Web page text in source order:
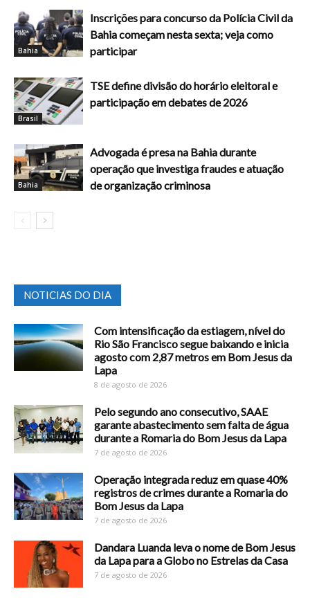
Bahia
Inscrições para concurso da Polícia Civil da
Bahia começam nesta sexta; veja como
participar
Brasil
TSE define divisão do horário eleitoral e
participação em debates de 2026
Bahia
Advogada é presa na Bahia durante
operação que investiga fraudes e atuação
de organização criminosa
NOTICIAS DO DIA
Com intensificação da estiagem, nível do
Rio São Francisco segue baixando e inicia
agosto com 2,87 metros em Bom Jesus da
Lapa
8 de agosto de 2026
Pelo segundo ano consecutivo, SAAE
garante abastecimento sem falta de água
durante a Romaria do Bom Jesus da Lapa
7 de agosto de 2026
Operação integrada reduz em quase 40%
registros de crimes durante a Romaria do
Bom Jesus da Lapa
7 de agosto de 2026
Dandara Luanda leva o nome de Bom Jesus
da Lapa para a Globo no Estrelas da Casa
7 de agosto de 2026